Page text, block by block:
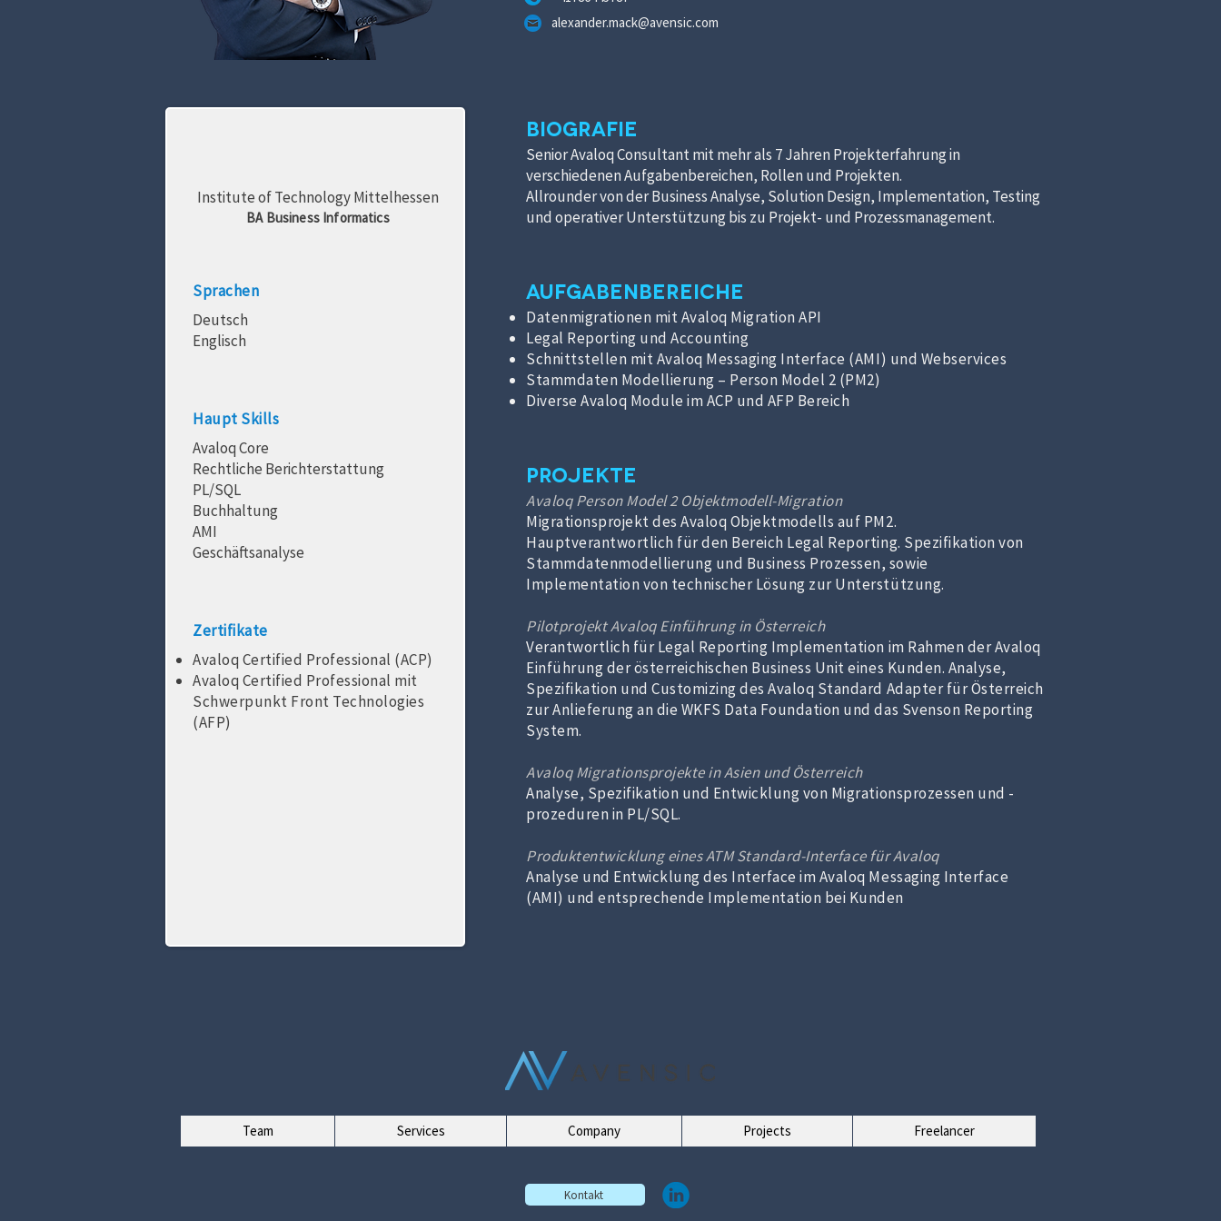
Sprachen
Deutsch
Englisch
Haupt Skills
Avaloq Core
Rechtliche Berichterstattung
PL/SQL
Buchhaltung
AMI
Geschäftsanalyse
Zertifikate
Avaloq Certified Professional (ACP)
Avaloq Certified Professional mit
Schwerpunkt Front Technologies
(AFP)
Institute of Technology Mittelhessen
BA Business Informatics
alexander.mack@avensic.com
Biografie
Senior Avaloq Consultant mit mehr als 7 Jahren Projekterfahrung in
verschiedenen Aufgabenbereichen, Rollen und Projekten.
Allrounder von der Business Analyse, Solution Design, Implementation, Testing
und operativer Unterstützung bis zu Projekt- und Prozessmanagement.
Aufgabenbereiche
Datenmigrationen mit Avaloq Migration API
Legal Reporting und Accounting
Schnittstellen mit Avaloq Messaging Interface (AMI) und Webservices
Stammdaten Modellierung – Person Model 2 (PM2)
Diverse Avaloq Module im ACP und AFP Bereich
Projekte
Avaloq Person Model 2 Objektmodell-Migration
Migrationsprojekt des Avaloq Objektmodells auf PM2.
Hauptverantwortlich für den Bereich Legal Reporting. Spezifikation von
Stammdatenmodellierung und Business Prozessen, sowie
Implementation von technischer Lösung zur Unterstützung.
Pilotprojekt Avaloq Einführung in Österreich
Verantwortlich für Legal Reporting Implementation im Rahmen der Avaloq
Einführung der österreichischen Business Unit eines Kunden. Analyse,
Spezifikation und Customizing des Avaloq Standard Adapter für Österreich
zur Anlieferung an die WKFS Data Foundation und das Svenson Reporting
System.
Avaloq Migrationsprojekte in Asien und Österreich
Analyse, Spezifikation und Entwicklung von Migrationsprozessen und -
prozeduren in PL/SQL.
Produktentwicklung eines ATM Standard-Interface für Avaloq
Analyse und Entwicklung des Interface im Avaloq Messaging Interface
(AMI) und entsprechende Implementation bei Kunden
Team Services Company Projects Freelancer
Kontakt